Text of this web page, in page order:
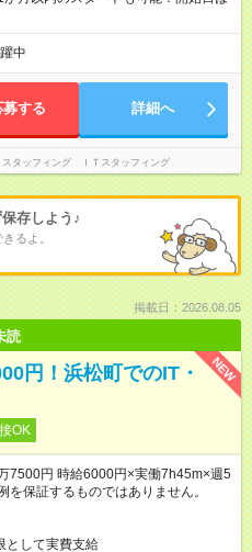
中
募する 詳細へ
スタッフィング ＩＴスタッフィング
存しよう♪
るよ。
掲載日：2026.08.05
読
NEW
円！浜松町でのIT・
OK
円 時給6000円×実働7h45m×週5
保証するものではありません。
として実費支給